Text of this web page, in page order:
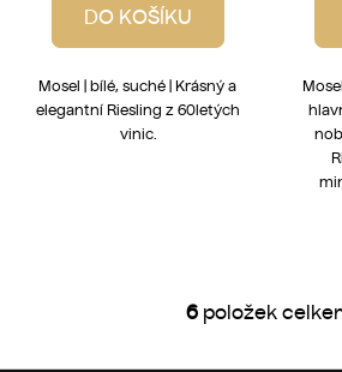
DO KOŠÍKU
Mosel | bílé, suché | Krásný a
elegantní Riesling z 60letých
vinic.
O
6položek